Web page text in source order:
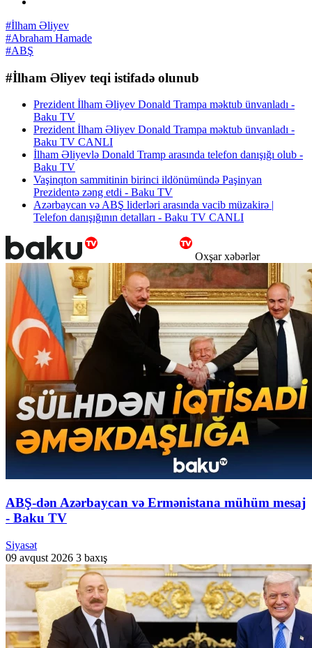
#İlham Əliyev
#Abraham Hamade
#ABŞ
#İlham Əliyev teqi istifadə olunub
Prezident İlham Əliyev Donald Trampa məktub ünvanladı -
Baku TV
Prezident İlham Əliyev Donald Trampa məktub ünvanladı -
Baku TV CANLI
İlham Əliyevlə Donald Tramp arasında telefon danışığı olub -
Baku TV
Vaşinqton sammitinin birinci ildönümündə Paşinyan
Prezidentə zəng etdi - Baku TV
Azərbaycan və ABŞ liderləri arasında vacib müzakirə |
Telefon danışığının detalları - Baku TV CANLI
Oxşar xəbərlər
ABŞ-dən Azərbaycan və Ermənistana mühüm mesaj
- Baku TV
Siyasət
09 avqust 2026 3 baxış